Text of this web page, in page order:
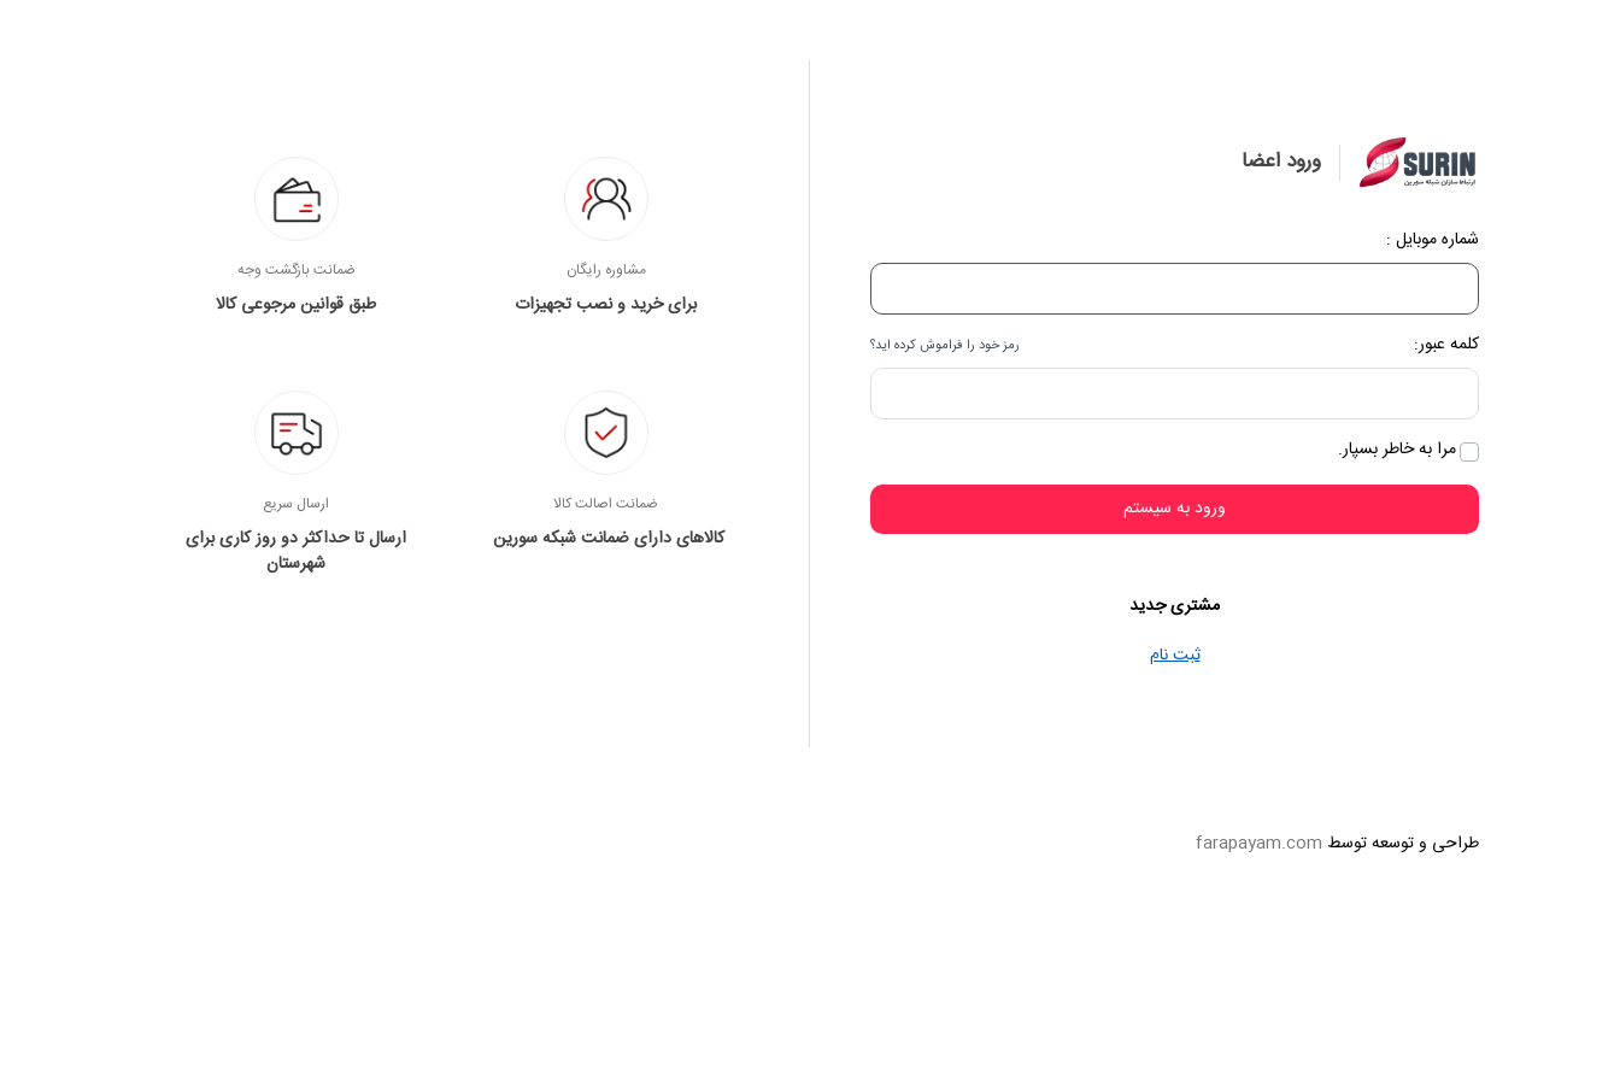
ورود اعضا
شماره موبایل :
کلمه عبور: رمز خود را فراموش کرده اید؟
مرا به خاطر بسپار.
ورود به سیستم
مشتری جدید
ثبت نام
مشاوره رایگان
برای خرید و نصب تجهیزات
ضمانت بازگشت وجه
طبق قوانین مرجوعی کالا
ضمانت اصالت کالا
کالاهای دارای ضمانت شبکه سورین
ارسال سریع
ارسال تا حداکثر دو روز کاری برای
شهرستان
طراحی و توسعه توسط farapayam.com